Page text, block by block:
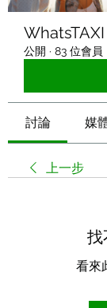
公開 · 83 位會員
討論 媒
上一步
找
看來